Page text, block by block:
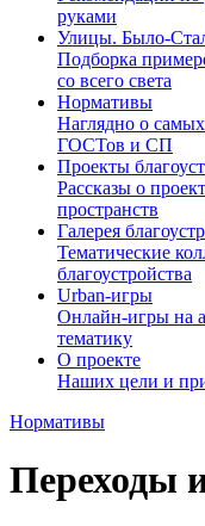
руками
Улицы. Было-
Подборка
со всего света
Нормативы
Наглядно о
ГОСТов и СП
Проекты
Рассказы о
пространств
Галерея
Тематические
благоустройства
Urban-игры
Онлайн-игры на
тематику
О проекте
Наших цели и
Нормативы
Переходы